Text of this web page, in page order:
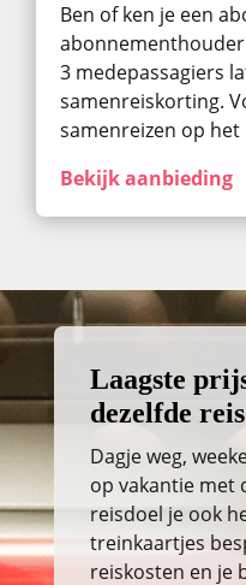
Ben of ken je een
abonnementhouder
3 medepassagiers
samenreiskorting.
samenreizen op
Bekijk aanbieding
Laagste
dezelfde reis
Dagje weg,
op vakantie met
reisdoel je ook
treinkaartjes
reiskosten en je